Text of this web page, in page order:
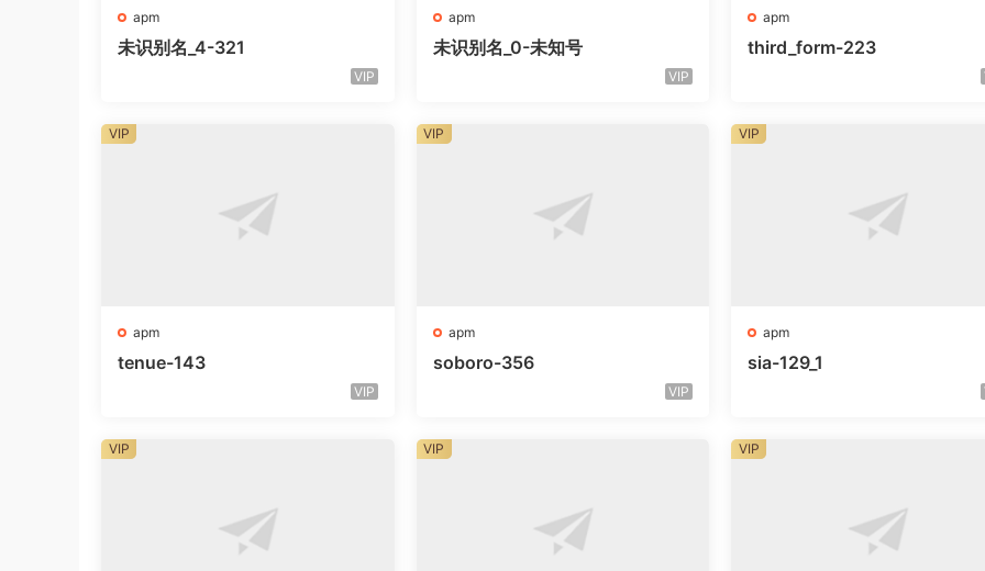
apm
未识别名_4-321
VIP
apm
未识别名_0-未知号
VIP
apm
third_form-223
apm
tenue-143
VIP
VIP
apm
soboro-356
VIP
VIP
apm
sia-129_1
VIP
VIP VIP VIP